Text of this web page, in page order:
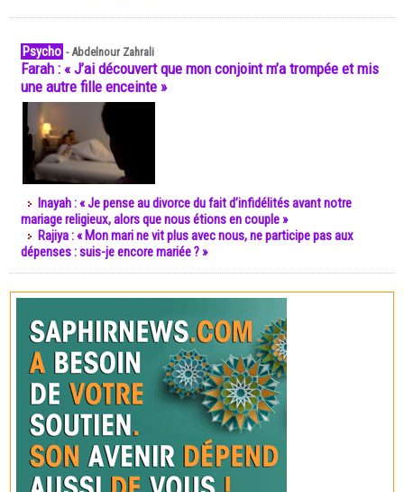
Psycho -Abdelnour Zahrali
Farah : « J’ai découvert que mon conjoint m’a trompée et mis
une autre fille enceinte »
Inayah : « Je pense au divorce du fait d’infidélités avant notre
mariage religieux, alors que nous étions en couple »
Rajiya : « Mon mari ne vit plus avec nous, ne participe pas aux
dépenses : suis-je encore mariée ? »